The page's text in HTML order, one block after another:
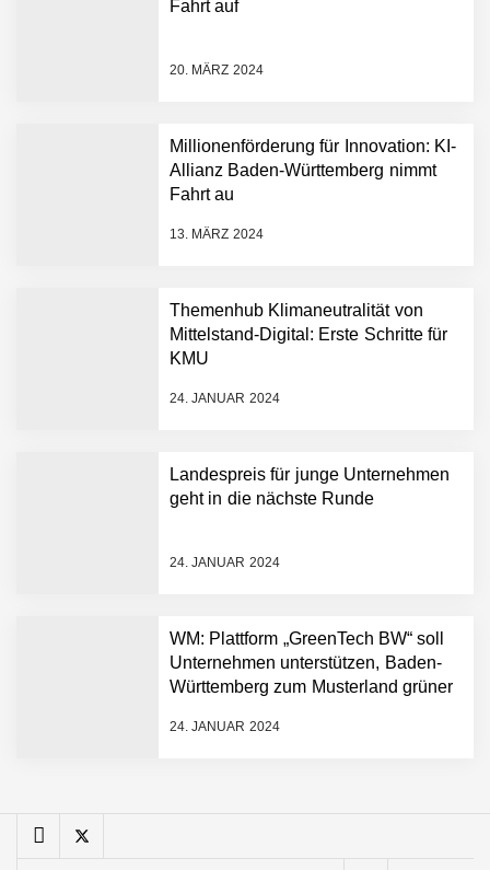
Fahrt auf
20. MÄRZ 2024
Millionenförderung für Innovation: KI-
Allianz Baden-Württemberg nimmt
Fahrt au
13. MÄRZ 2024
Themenhub Klimaneutralität von
Mittelstand-Digital: Erste Schritte für
KMU
24. JANUAR 2024
Landespreis für junge Unternehmen
geht in die nächste Runde
24. JANUAR 2024
WM: Plattform „GreenTech BW“ soll
Unternehmen unterstützen, Baden-
Württemberg zum Musterland grüner
24. JANUAR 2024
NEURA Robotics gibt
Dollar bekannt, um den
Plattform zu beschleunigen
NEURA Robotics und
Amazon Web Services
starten strategische
AI breit auszurollen
Humanoider Roboter bringt
Hightech ins Stadion
Simulationsdienstleistung in
FiniteNow ermöglicht
Entwicklungsprozesse
Pyck im Employer Portrait
Maximilian Mack von Pyck